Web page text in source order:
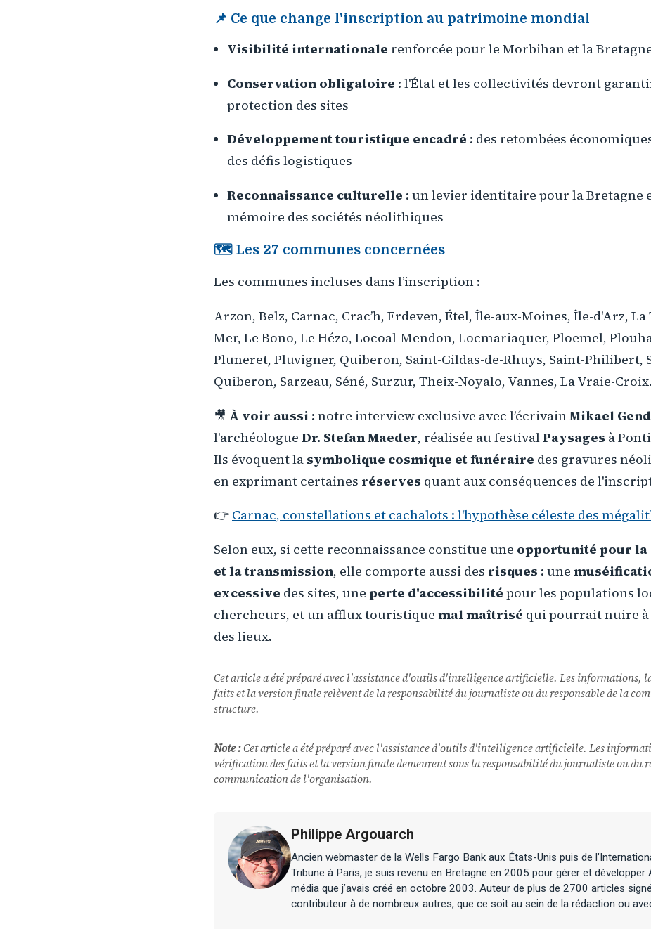
📌 Ce que change l'inscription au patrimoine mondial
Visibilité internationale renforcée pour le Morbihan et la
Conservation obligatoire : l'État et les collectivités devront
protection des sites
Développement touristique encadré : des retombées
des défis logistiques
Reconnaissance culturelle : un levier identitaire pour la Bretagne
mémoire des sociétés néolithiques
🗺️ Les 27 communes concernées
Les communes incluses dans l’inscription :
Arzon, Belz, Carnac, Crac’h, Erdeven, Étel, Île-aux-Moines, Île-d'Arz,
Mer, Le Bono, Le Hézo, Locoal-Mendon, Locmariaquer, Ploemel,
Pluneret, Pluvigner, Quiberon, Saint-Gildas-de-Rhuys, Saint-Philibert,
Quiberon, Sarzeau, Séné, Surzur, Theix-Noyalo, Vannes, La Vraie-Croix.
🎥 À voir aussi : notre interview exclusive avec l’écrivainMikael
l'archéologue Dr. Stefan Maeder, réalisée au festivalPaysages à
Ils évoquent la symbolique cosmique et funéraire des gravures
en exprimant certaines réserves quant aux conséquences de
👉 Carnac, constellations et cachalots : l'hypothèse céleste des
Selon eux, si cette reconnaissance constitue une opportunité pour la
et la transmission, elle comporte aussi des risques : une
excessive des sites, une perte d'accessibilité pour les populations
chercheurs, et un afflux touristique mal maîtrisé qui pourrait nuire
des lieux.
Cet article a été préparé avec l'assistance d'outils d'intelligence artificielle. Les informations,
faits et la version finale relèvent de la responsabilité du journaliste ou du responsable de la
structure.
Note :Cet article a été préparé avec l'assistance d'outils d'intelligence artificielle. Les
vérification des faits et la version finale demeurent sous la responsabilité du journaliste ou du
communication de l'organisation.
Philippe Argouarch
Ancien webmaster de la Wells Fargo Bank aux États-Unis puis de
Tribune à Paris, je suis revenu en Bretagne en 2005 pour gérer et développer
média que j’avais créé en octobre 2003. Auteur de plus de 2700 articles
contributeur à de nombreux autres, que ce soit au sein de la rédaction ou